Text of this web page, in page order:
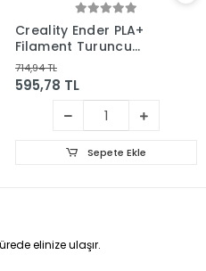
Creality Ender PLA+
Filament Turuncu
1.75mm 1kg
714,94 TL
595,78 TL
Sepete Ekle
elinize ulaşır.